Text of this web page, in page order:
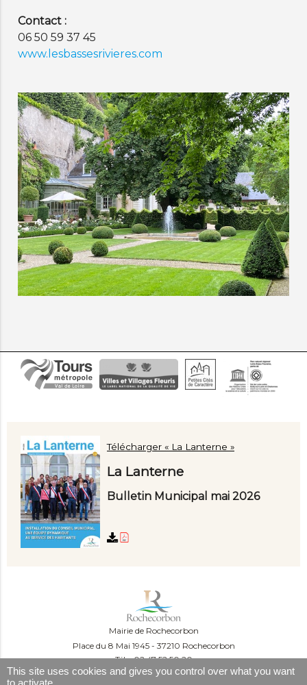
Contact :
06 50 59 37 45
www.lesbassesrivieres.com
Télécharger « La Lanterne »
La Lanterne
Bulletin Municipal mai 2026
Mairie de Rochecorbon
Place du 8 Mai 1945
37210 Rochecorbon
Tél. : 02 47 52 50 20
Du lundi au mercredi :
This site uses cookies and gives you control over what you want
to activate